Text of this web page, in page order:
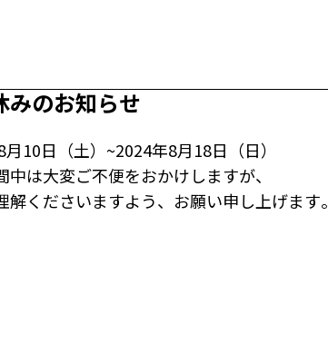
みのお知らせ
10日（土）~2024年8月18日（日）
中は大変ご不便をおかけしますが、
解くださいますよう、お願い申し上げます。